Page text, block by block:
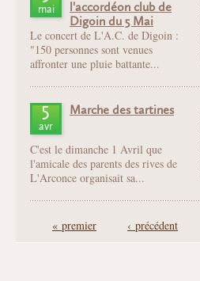
mai
l'accordéon club de
Digoin du 5 Mai
Le concert de L'A.C. de Digoin :
"150 personnes sont venues
affronter une pluie battante...
5
avr
Marche des tartines
C'est le dimanche 1 Avril que
l'amicale des parents des rives de
L'Arconce organisait sa...
Pages« premier ‹ précédent